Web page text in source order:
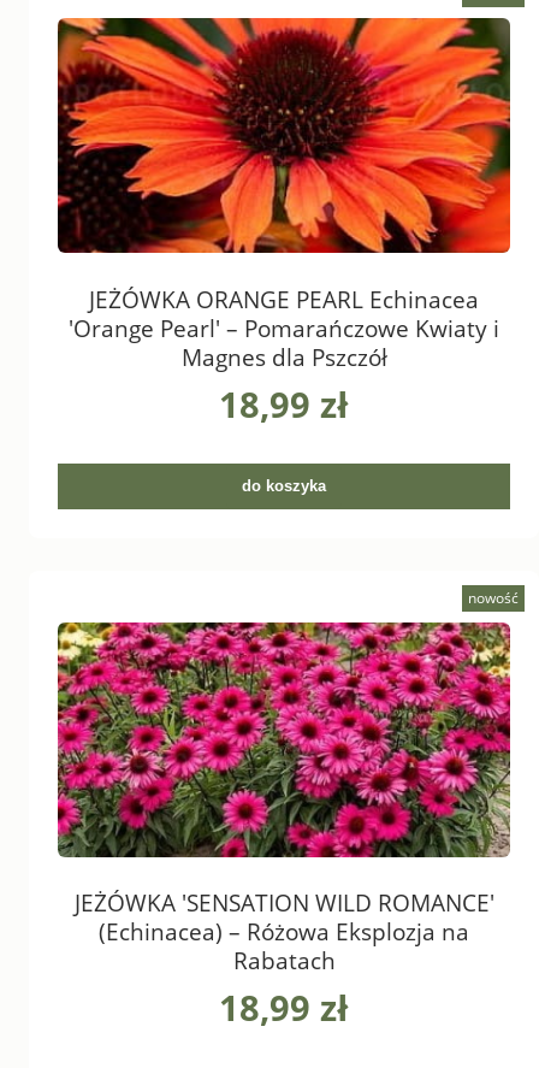
JEŻÓWKA ORANGE PEARL Echinacea
'Orange Pearl' – Pomarańczowe Kwiaty i
Magnes dla Pszczół
18,99 zł
do koszyka
JEŻÓWKA 'SENSATION WILD ROMANCE'
(Echinacea) – Różowa Eksplozja na
Rabatach
18,99 zł
nowość